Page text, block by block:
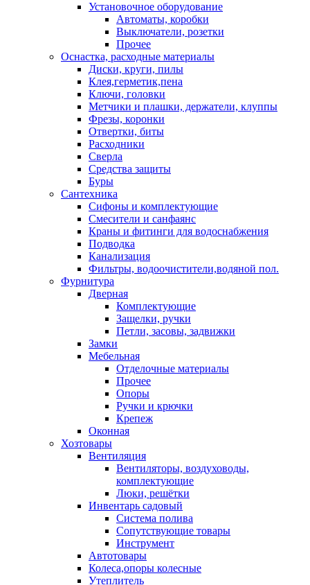
Установочное оборудование
Автоматы, коробки
Выключатели, розетки
Прочее
Оснастка, расходные материалы
Диски, круги, пилы
Клея,герметик,пена
Ключи, головки
Метчики и плашки, держатели, клуппы
Фрезы, коронки
Отвертки, биты
Расходники
Сверла
Средства защиты
Буры
Сантехника
Сифоны и комплектующие
Смесители и санфаянс
Краны и фитинги для водоснабжения
Подводка
Канализация
Фильтры, водоочистители,водяной пол.
Фурнитура
Дверная
Комплектующие
Защелки, ручки
Петли, засовы, задвижки
Замки
Мебельная
Отделочные материалы
Прочее
Опоры
Ручки и крючки
Крепеж
Оконная
Хозтовары
Вентиляция
Вентиляторы, воздуховоды,
комплектующие
Люки, решётки
Инвентарь садовый
Система полива
Сопутствующие товары
Инструмент
Автотовары
Колеса,опоры колесные
Утеплитель